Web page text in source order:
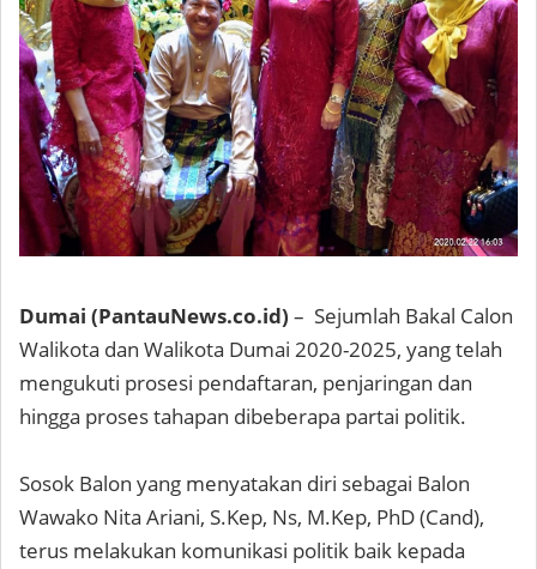
Dumai (PantauNews.co.id) – Sejumlah Bakal Calon
Walikota dan Walikota Dumai 2020-2025, yang telah
mengukuti prosesi pendaftaran, penjaringan dan
hingga proses tahapan dibeberapa partai politik.
Sosok Balon yang menyatakan diri sebagai Balon
Wawako Nita Ariani, S.Kep, Ns, M.Kep, PhD (Cand),
terus melakukan komunikasi politik baik kepada